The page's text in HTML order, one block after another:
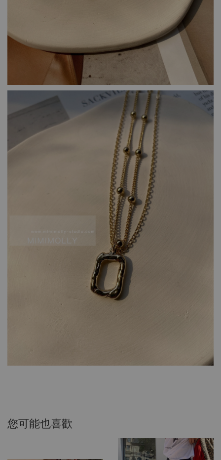
您可能也喜歡